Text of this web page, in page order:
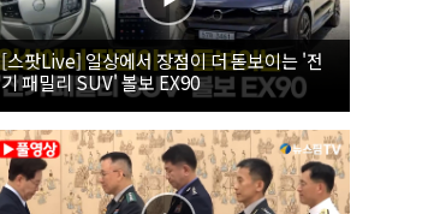
[스팟Live] 일상에서 장점이 더 돋보이는 '전
기 패밀리 SUV' 볼보 EX90